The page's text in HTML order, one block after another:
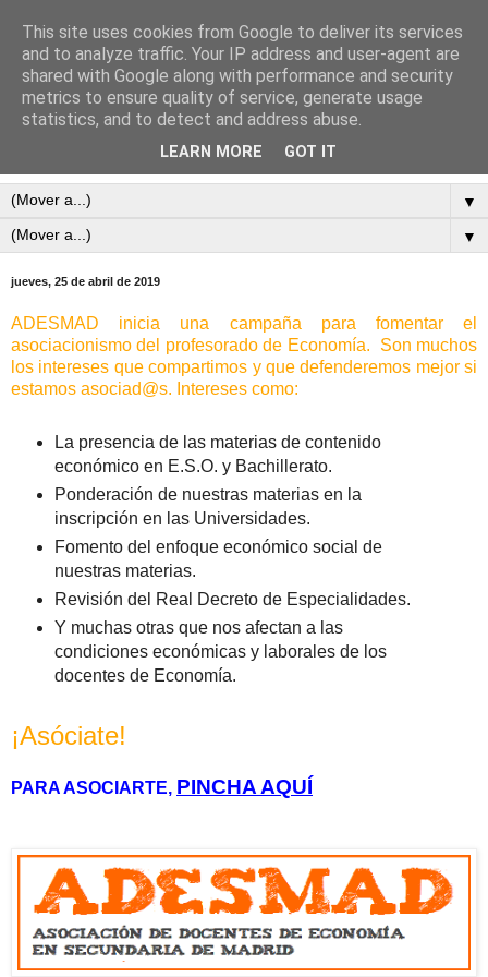
▼
▼
jueves, 25 de abril de 2019
ADESMAD inicia una campaña para fomentar el
asociacionismo del profesorado de Economía. Son muchos
los intereses que compartimos y que defenderemos mejor si
estamos asociad@s. Intereses como:
La presencia de las materias de contenido
económico en E.S.O. y Bachillerato.
Ponderación de nuestras materias en la
inscripción en las Universidades.
Fomento del enfoque económico social de
nuestras materias.
Revisión del Real Decreto de Especialidades.
Y muchas otras que nos afectan a las
condiciones económicas y laborales de los
docentes de Economía.
¡Asóciate!
PARA ASOCIARTE, PINCHA AQUÍ
This site uses cookies from Google to deliver its services
and to analyze traffic. Your IP address and user-agent are
shared with Google along with performance and security
metrics to ensure quality of service, generate usage
statistics, and to detect and address abuse.
LEARN MORE GOT IT